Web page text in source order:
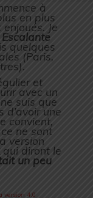
à
en plus
Je
Escalante
quelques
(Paris,
et
avec un
suis que
d’avoir une
convient,
ne sont
version
qui diront le
un peu